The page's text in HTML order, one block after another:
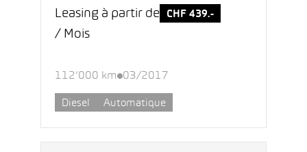
Leasing à partir de CHF 439.-
/ Mois
112’000 km 03/2017
Diesel Automatique